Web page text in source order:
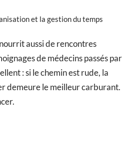
et la gestion du temps
aussi de rencontres
de médecins passés par
: si le chemin est rude, la
demeure le meilleur carburant.